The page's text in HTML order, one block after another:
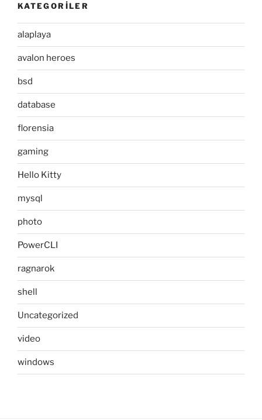
KATEGORILER
alaplaya
avalon heroes
bsd
database
florensia
gaming
Hello Kitty
mysql
photo
PowerCLI
ragnarok
shell
Uncategorized
video
windows